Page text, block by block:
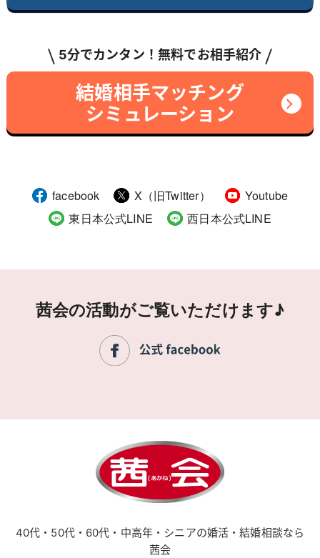
5分でカンタン！無料でお相手紹介
結婚相手マッチング
シミュレーション
facebook X（旧Twitter）
Youtube
東日本公式LINE
西日本公式LINE
茜会の活動がご覧いただけます♪
40代・50代・60代・中高年・シニアの婚活・結婚相談なら
茜会